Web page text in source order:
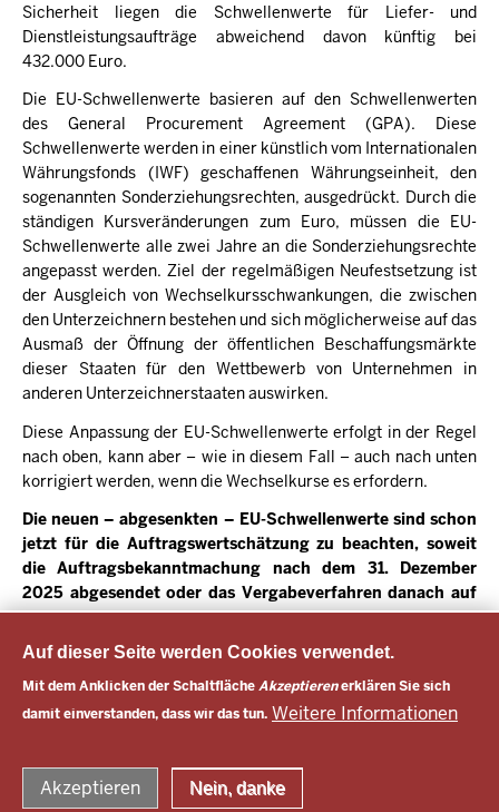
Auf dieser Seite werden Cookies verwendet.
Mit dem Anklicken der SchaltflächeAkzeptierenerklären Sie sich
damit einverstanden, dass wir das tun. Weitere Informationen
Akzeptieren Nein, danke
Sicherheit liegen die Schwellenwerte für Liefer- und
Dienstleistungsaufträge abweichend davon künftig bei
432.000 Euro.
Die EU-Schwellenwerte basieren auf den Schwellenwerten
des General Procurement Agreement (GPA). Diese
Schwellenwerte werden in einer künstlich vom Internationalen
Währungsfonds (IWF) geschaffenen Währungseinheit, den
sogenannten Sonderziehungsrechten, ausgedrückt. Durch die
ständigen Kursveränderungen zum Euro, müssen die EU-
Schwellenwerte alle zwei Jahre an die Sonderziehungsrechte
angepasst werden. Ziel der regelmäßigen Neufestsetzung ist
der Ausgleich von Wechselkursschwankungen, die zwischen
den Unterzeichnern bestehen und sich möglicherweise auf das
Ausmaß der Öffnung der öffentlichen Beschaffungsmärkte
dieser Staaten für den Wettbewerb von Unternehmen in
anderen Unterzeichnerstaaten auswirken.
Diese Anpassung der EU-Schwellenwerte erfolgt in der Regel
nach oben, kann aber – wie in diesem Fall – auch nach unten
korrigiert werden, wenn die Wechselkurse es erfordern.
Die neuen – abgesenkten – EU-Schwellenwerte sind schon
jetzt für die Auftragswertschätzung zu beachten, soweit
die Auftragsbekanntmachung nach dem 31. Dezember
2025 abgesendet oder das Vergabeverfahren danach auf
sonstige Weise eingeleitet wird (§ 3 Abs. 3 VgV).
Letzte Aktualisierung:16.12.2025
Fußzeile
RSS Feed Aktuelles RSS Feed VBB